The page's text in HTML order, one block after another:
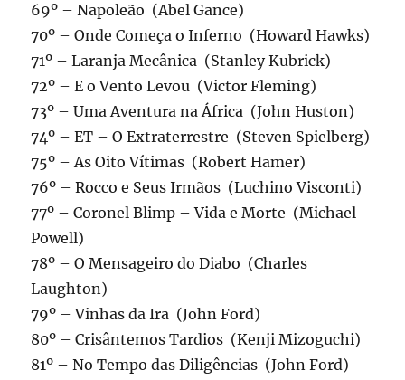
69º – Napoleão (Abel Gance)
70º – Onde Começa o Inferno (Howard Hawks)
71º – Laranja Mecânica (Stanley Kubrick)
72º – E o Vento Levou (Victor Fleming)
73º – Uma Aventura na África (John Huston)
74º – ET – O Extraterrestre (Steven Spielberg)
75º – As Oito Vítimas (Robert Hamer)
76º – Rocco e Seus Irmãos (Luchino Visconti)
77º – Coronel Blimp – Vida e Morte (Michael
Powell)
78º – O Mensageiro do Diabo (Charles
Laughton)
79º – Vinhas da Ira (John Ford)
80º – Crisântemos Tardios (Kenji Mizoguchi)
81º – No Tempo das Diligências (John Ford)